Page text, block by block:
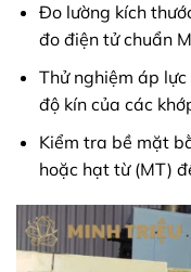
Đo lường kích
đo điện tử chuẩn
Thử nghiệm áp
độ kín của các
Kiểm tra bề mặt
hoặc hạt từ (MT)